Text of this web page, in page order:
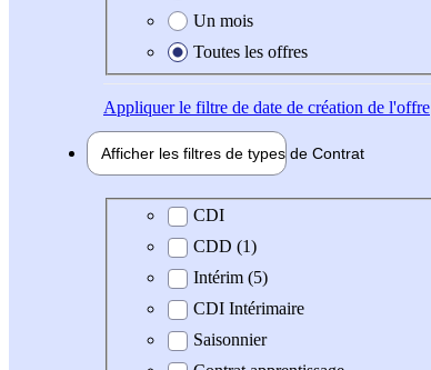
Un mois
Toutes les offres
Appliquerle filtre de date de création de l'offre
Afficher les filtres de types de Contrat
Type de contrat
CDI
CDD (1)
Intérim (5)
CDI Intérimaire
Saisonnier